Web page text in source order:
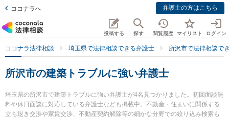
ココナラへ 弁護士の方はこちら
投稿する 探す 閲覧履歴 マイリスト ログイン
ココナラ法律相談 埼玉県で法律相談できる弁護士 所沢市で法律相談で
所沢市の建築トラブルに強い弁護士
埼玉県の所沢市で建築トラブルに強い弁護士が4名見つかりました。初回面談無
料や休日面談に対応している弁護士なども掲載中。不動産・住まいに関係する
立ち退き交渉や家賃交渉、不動産契約解除等の細かな分野での絞り込み検索も